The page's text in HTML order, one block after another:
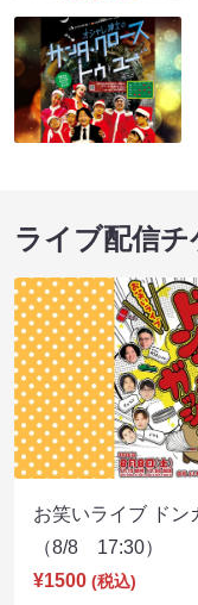
ライブ配信チ
お笑いライブ ドン
（8/8 17:30）
¥1500 (税込)